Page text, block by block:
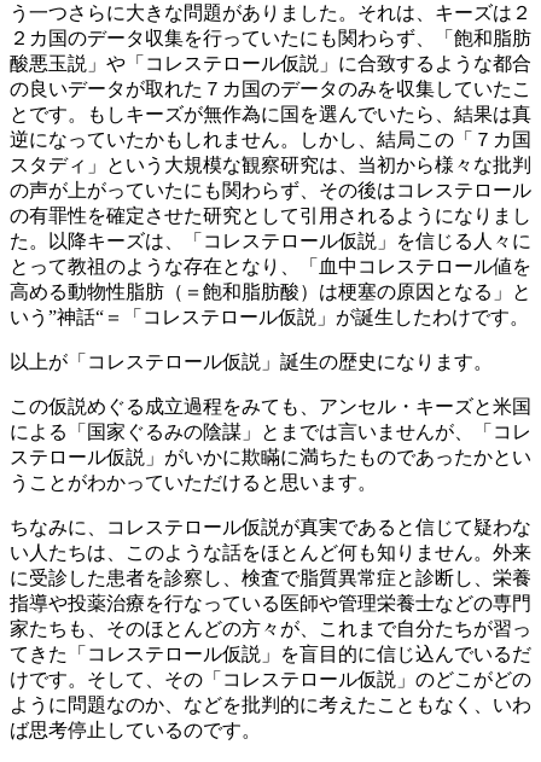
う一つさらに大きな問題がありました。それは、キーズは２
２カ国のデータ収集を行っていたにも関わらず、「飽和脂肪
酸悪玉説」や「コレステロール仮説」に合致するような都合
の良いデータが取れた７カ国のデータのみを収集していたこ
とです。もしキーズが無作為に国を選んでいたら、結果は真
逆になっていたかもしれません。しかし、結局この「７カ国
スタディ」という大規模な観察研究は、当初から様々な批判
の声が上がっていたにも関わらず、その後はコレステロール
の有罪性を確定させた研究として引用されるようになりまし
た。以降キーズは、「コレステロール仮説」を信じる人々に
とって教祖のような存在となり、「血中コレステロール値を
高める動物性脂肪（＝飽和脂肪酸）は梗塞の原因となる」と
いう”神話“＝「コレステロール仮説」が誕生したわけです。
以上が「コレステロール仮説」誕生の歴史になります。
この仮説めぐる成立過程をみても、アンセル・キーズと米国
による「国家ぐるみの陰謀」とまでは言いませんが、「コレ
ステロール仮説」がいかに欺瞞に満ちたものであったかとい
うことがわかっていただけると思います。
ちなみに、コレステロール仮説が真実であると信じて疑わな
い人たちは、このような話をほとんど何も知りません。外来
に受診した患者を診察し、検査で脂質異常症と診断し、栄養
指導や投薬治療を行なっている医師や管理栄養士などの専門
家たちも、そのほとんどの方々が、これまで自分たちが習っ
てきた「コレステロール仮説」を盲目的に信じ込んでいるだ
けです。そして、その「コレステロール仮説」のどこがどの
ように問題なのか、などを批判的に考えたこともなく、いわ
ば思考停止しているのです。